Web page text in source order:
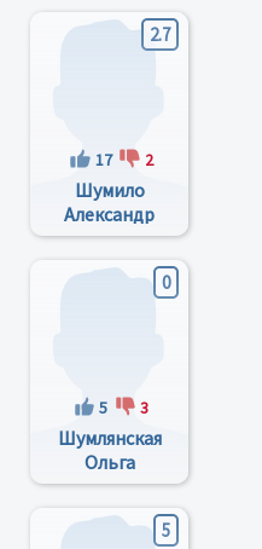
2.7
17 2
Шумило
Александр
Николаевич
0
5 3
Шумлянская
Ольга
Игоревна
5